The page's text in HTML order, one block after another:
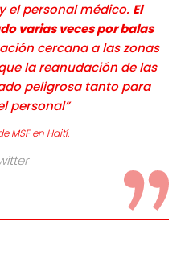
el personal médico. El
varias veces por balas
cercana a las zonas
la reanudación de las
peligrosa tanto para
personal”
MSF en Haití.